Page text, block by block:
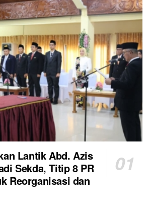
Lantik Abd. Azis
Sekda, Titip 8 PR
Reorganisasi dan